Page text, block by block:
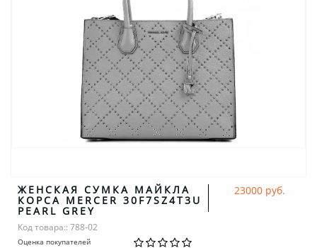
ЖЕНСКАЯ СУМКА МАЙКЛА
КОРСА MERCER 30F7SZ4T3U
PEARL GREY
Код товара:: 788-02
Оценка покупателей
23000 руб.